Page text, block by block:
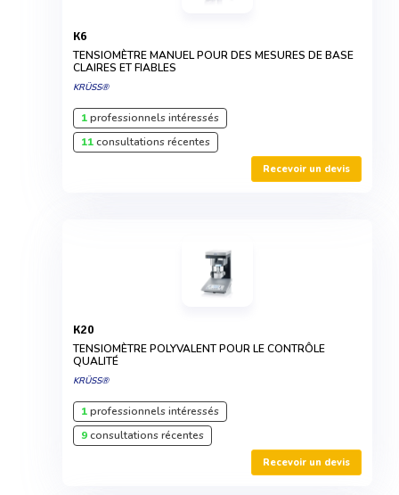
K6
TENSIOMÈTRE MANUEL POUR DES MESURES DE BASE
CLAIRES ET FIABLES
KRÜSS®
1professionnels intéressés
11consultations récentes
Recevoir un devis
K20
TENSIOMÈTRE POLYVALENT POUR LE CONTRÔLE
QUALITÉ
KRÜSS®
1professionnels intéressés
9consultations récentes
Recevoir un devis